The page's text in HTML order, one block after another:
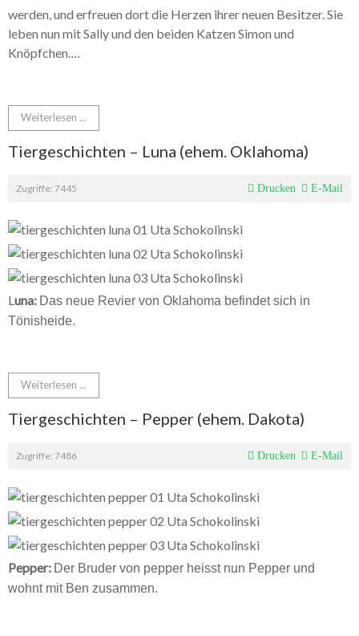
werden, und erfreuen dort die Herzen ihrer neuen Besitzer. Sie
leben nun mit Sally und den beiden Katzen Simon und
Knöpfchen....
Weiterlesen ...
Tiergeschichten – Luna (ehem. Oklahoma)
Zugriffe: 7445 Drucken E-Mail
Luna: Das neue Revier von Oklahoma befindet sich in
Tönisheide.
Weiterlesen ...
Tiergeschichten – Pepper (ehem. Dakota)
Zugriffe: 7486 Drucken E-Mail
Pepper: Der Bruder von pepper heisst nun Pepper und
wohnt mit Ben zusammen.